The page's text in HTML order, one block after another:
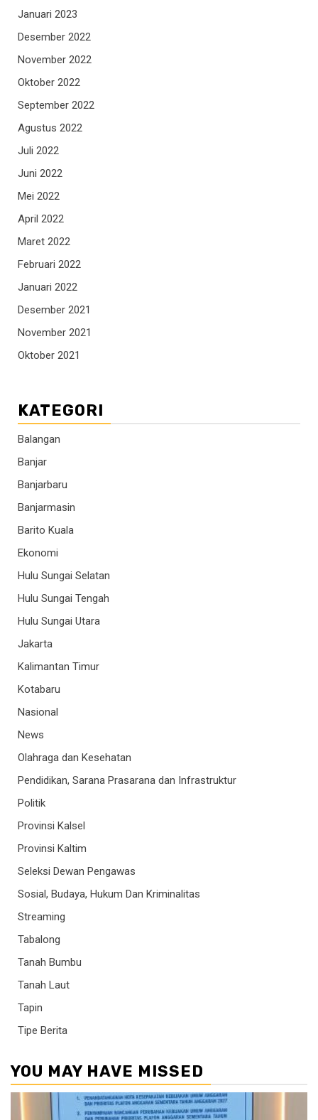
Januari 2023
Desember 2022
November 2022
Oktober 2022
September 2022
Agustus 2022
Juli 2022
Juni 2022
Mei 2022
April 2022
Maret 2022
Februari 2022
Januari 2022
Desember 2021
November 2021
Oktober 2021
KATEGORI
Balangan
Banjar
Banjarbaru
Banjarmasin
Barito Kuala
Ekonomi
Hulu Sungai Selatan
Hulu Sungai Tengah
Hulu Sungai Utara
Jakarta
Kalimantan Timur
Kotabaru
Nasional
News
Olahraga dan Kesehatan
Pendidikan, Sarana Prasarana dan Infrastruktur
Politik
Provinsi Kalsel
Provinsi Kaltim
Seleksi Dewan Pengawas
Sosial, Budaya, Hukum Dan Kriminalitas
Streaming
Tabalong
Tanah Bumbu
Tanah Laut
Tapin
Tipe Berita
YOU MAY HAVE MISSED